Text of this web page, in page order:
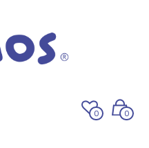
0 0